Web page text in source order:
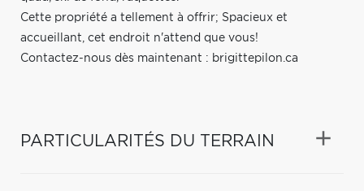
Cette propriété a tellement à offrir; Spacieux et
accueillant, cet endroit n'attend que vous!
Contactez-nous dès maintenant : brigittepilon.ca
PARTICULARITÉS DU TERRAIN